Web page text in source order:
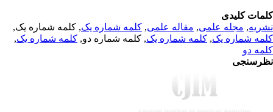
کلیدی
,مجله علمی, مقاله علمی, کلمه شماره یک, کلمه شماره یک,
شماره یک,کلمه شماره یک, کلمه شماره دو,کلمه شماره یک,
دو